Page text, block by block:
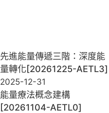
先進能量傳遞三階：深度能
量轉化[20261225-AETL3]
2025-12-31
能量療法概念建構
[20261104-AETL0]